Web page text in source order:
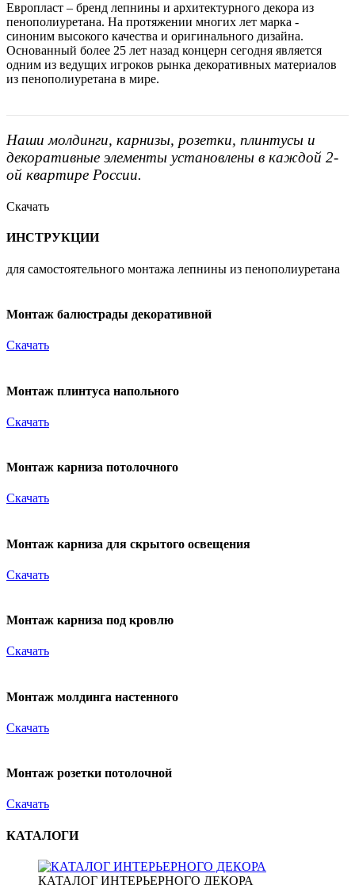
Европласт – бренд лепнины и архитектурного декора из
пенополиуретана. На протяжении многих лет марка -
синоним высокого качества и оригинального дизайна.
Основанный более 25 лет назад концерн сегодня является
одним из ведущих игроков рынка декоративных материалов
из пенополиуретана в мире.
Наши молдинги, карнизы, розетки, плинтусы и
декоративные элементы установлены в каждой 2-
ой квартире России.
Скачать
ИНСТРУКЦИИ
для самостоятельного монтажа лепнины из пенополиуретана
Монтаж балюстрады декоративной
Скачать
Монтаж плинтуса напольного
Скачать
Монтаж карниза потолочного
Скачать
Монтаж карниза для скрытого освещения
Скачать
Монтаж карниза под кровлю
Скачать
Монтаж молдинга настенного
Скачать
Монтаж розетки потолочной
Скачать
КАТАЛОГИ
КАТАЛОГ ИНТЕРЬЕРНОГО ДЕКОРА